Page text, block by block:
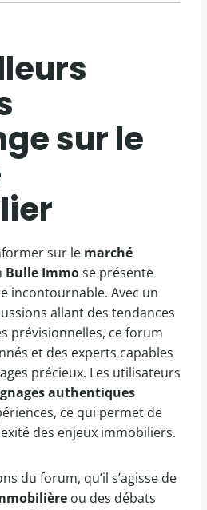
sur le
sur le marché
Bulle Immose présente
incontournable. Avec un
allant des tendances
prévisionnelles, ce forum
et des experts capables
précieux. Les utilisateurs
authentiques
ce qui permet de
des enjeux immobiliers.
du forum, qu’il s’agisse de
ou des débats